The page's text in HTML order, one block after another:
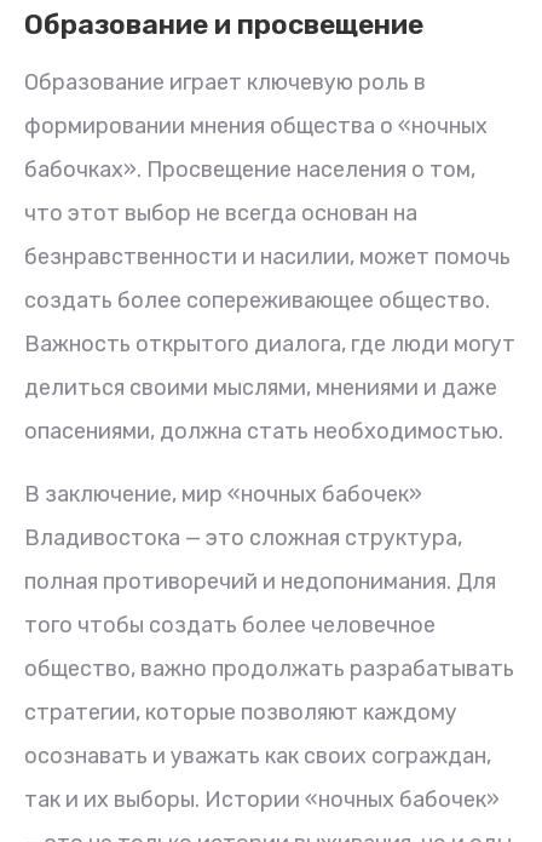
Образование и просвещение
Образование играет ключевую роль в
формировании мнения общества о «ночных
бабочках». Просвещение населения о том,
что этот выбор не всегда основан на
безнравственности и насилии, может помочь
создать более сопереживающее общество.
Важность открытого диалога, где люди могут
делиться своими мыслями, мнениями и даже
опасениями, должна стать необходимостью.
В заключение, мир «ночных бабочек»
Владивостока — это сложная структура,
полная противоречий и недопонимания. Для
того чтобы создать более человечное
общество, важно продолжать разрабатывать
стратегии, которые позволяют каждому
осознавать и уважать как своих сограждан,
так и их выборы. Истории «ночных бабочек»